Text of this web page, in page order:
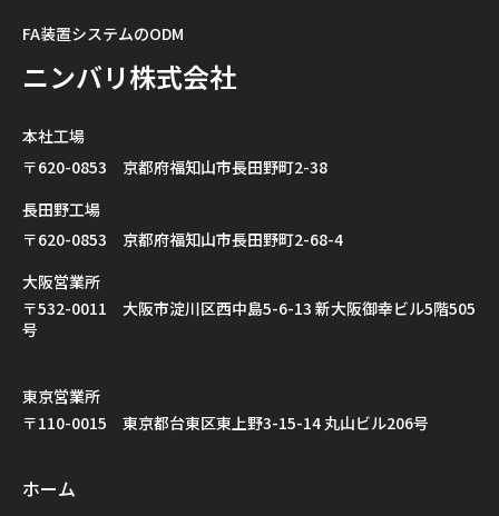
FA装置システムのODM
ニンバリ株式会社
本社工場
〒620-0853 京都府福知山市長田野町2-38
長田野工場
〒620-0853 京都府福知山市長田野町2-68-4
大阪営業所
〒532-0011 大阪市淀川区西中島5-6-13 新大阪御幸ビル5階505
号
東京営業所
〒110-0015 東京都台東区東上野3-15-14 丸山ビル206号
ホーム